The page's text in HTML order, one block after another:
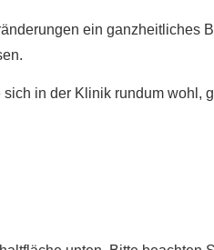
ein ganzheitliches
in der Klinik rundum wohl,